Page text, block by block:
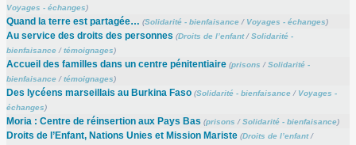
Voyages - échanges)
Quand la terre est partagée… (Solidarité - bienfaisance/ Voyages - échanges)
Au service des droits des personnes (Droits de l’enfant/Solidarité -
bienfaisance/témoignages)
Accueil des familles dans un centre pénitentiaire (prisons /Solidarité -
bienfaisance/témoignages)
Des lycéens marseillais au Burkina Faso (Solidarité - bienfaisance/ Voyages -
échanges)
Moria : Centre de réinsertion aux Pays Bas (prisons /Solidarité - bienfaisance)
Droits de l’Enfant, Nations Unies et Mission Mariste (Droits de l’enfant/